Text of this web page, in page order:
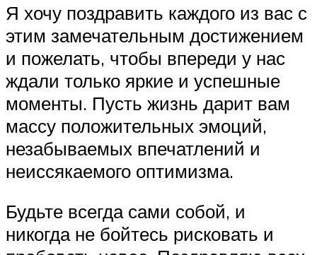
Я хочу поздравить каждого из вас с
этим замечательным достижением
и пожелать, чтобы впереди у нас
ждали только яркие и успешные
моменты. Пусть жизнь дарит вам
массу положительных эмоций,
незабываемых впечатлений и
неиссякаемого оптимизма.
Будьте всегда сами собой, и
никогда не бойтесь рисковать и